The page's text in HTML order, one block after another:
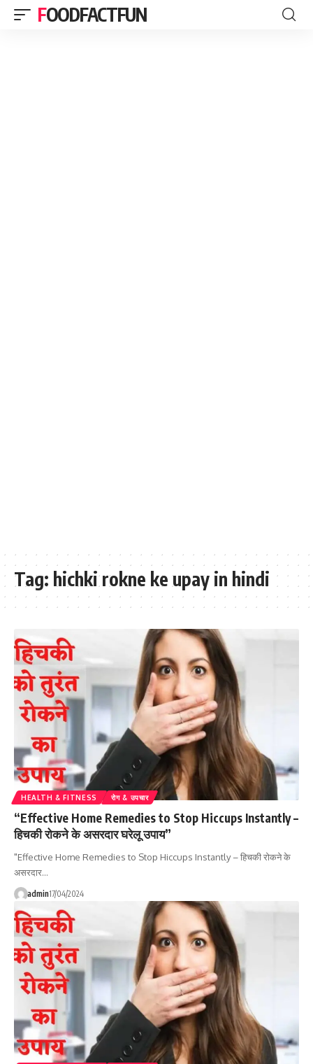
FOODFACTFUN
Tag: hichki rokne ke upay in hindi
HEALTH & FITNESS रोग & उपचार
“Effective Home Remedies to Stop Hiccups Instantly –
हिचकी रोकने के असरदार घरेलू उपाय”
"Effective Home Remedies to Stop Hiccups Instantly – हिचकी रोकने के
असरदार…
admin17/04/2024